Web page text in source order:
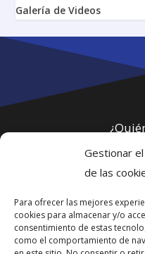
Gestionar
de las
Para ofrecer las mejores
cookies para almacenar y/o
consentimiento de estas
como el comportamiento de
Galería de Videos
Política
Webmaster